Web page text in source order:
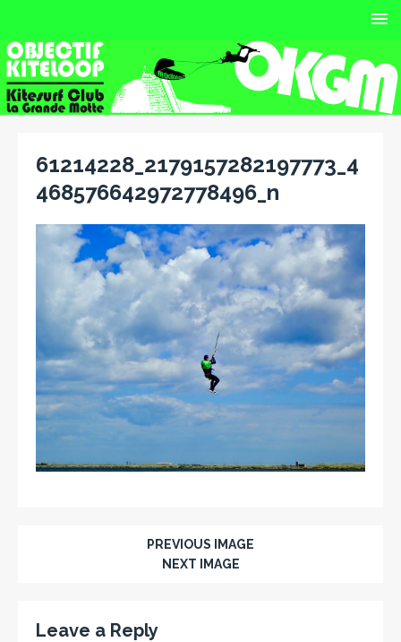
61214228_2179157282197773_4
468576642972778496_n
PREVIOUS IMAGE
NEXT IMAGE
Leave a Reply